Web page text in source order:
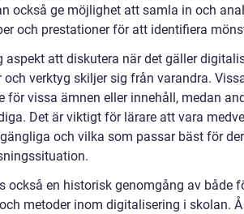
också ge möjlighet att samla in och
och prestationer för att identifiera
aspekt att diskutera när det gäller
och verktyg skiljer sig från varandra.
för vissa ämnen eller innehåll, medan
Det är viktigt för lärare att vara
och vilka som passar bäst för
också en historisk genomgång av både
metoder inom digitalisering i skolan.